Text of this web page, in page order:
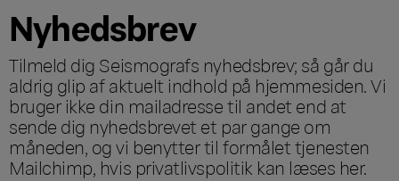
Nyhedsbrev
Tilmeld dig Seismografs nyhedsbrev; så går du
aldrig glip af aktuelt indhold på hjemmesiden. Vi
bruger ikke din mailadresse til andet end at
sende dig nyhedsbrevet et par gange om
måneden, og vi benytter til formålet tjenesten
Mailchimp, hvis privatlivspolitik kan læses her.